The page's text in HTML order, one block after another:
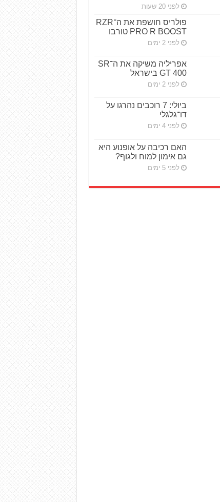
לפני 20 שעות
פולריס חושפת את ה־RZR
PRO R BOOST טורבו
לפני 2 ימים
אפריליה משיקה את ה־SR
GT 400 בישראל
לפני 2 ימים
ביולי: 7 רוכבים נהרגו על
דו־גלגלי
לפני 4 ימים
האם רכיבה על אופנוע היא
גם אימון למוח ולגוף?
לפני 5 ימים